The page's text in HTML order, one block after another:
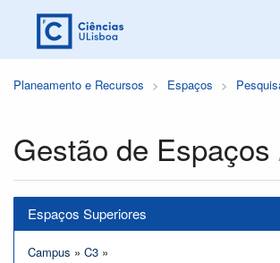
Planeamento e Recursos Espaços
Gestão de Espaços
Espaços Superiores
Campus » C3 »